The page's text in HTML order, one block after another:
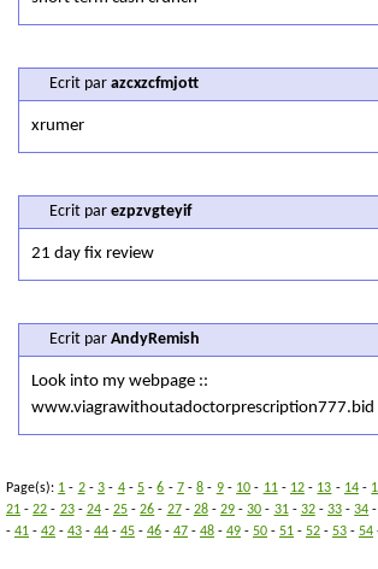
Ecrit par azcxzcfmjott
xrumer
Ecrit par ezpzvgteyif
21 day fix review
Ecrit par AndyRemish
Look into my webpage ::
www.viagrawithoutadoctorprescription777.bid
Page(s): 1 - 2-3 - 4- 5-6 - 7-8 - 9- 10 - 11- 12 - 13 - 14-
21 -22 - 23- 24- 25 -26 - 27- 28- 29 -30 - 31- 32- 33 -34 -
- 41 - 42 - 43 - 44 - 45 - 46 - 47 - 48 - 49 - 50 - 51 - 52 - 53 - 54